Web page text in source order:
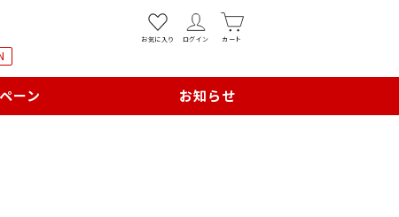
お気に入り ログイン カート
ーン お知らせ